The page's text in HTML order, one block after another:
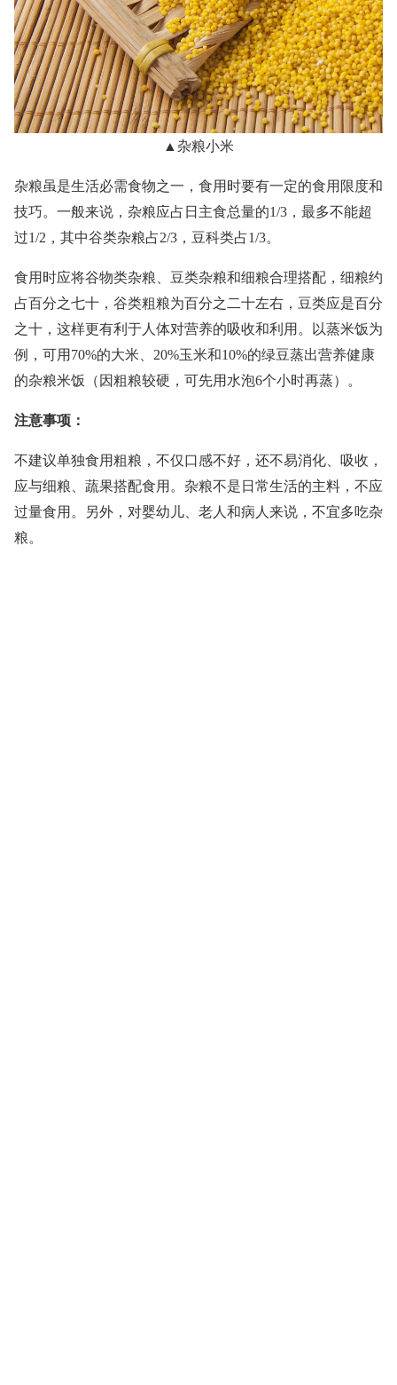
▲杂粮小米
杂粮虽是生活必需食物之一，食用时要有一定的食用限度和
技巧。一般来说，杂粮应占日主食总量的1/3，最多不能超
过1/2，其中谷类杂粮占2/3，豆科类占1/3。
食用时应将谷物类杂粮、豆类杂粮和细粮合理搭配，细粮约
占百分之七十，谷类粗粮为百分之二十左右，豆类应是百分
之十，这样更有利于人体对营养的吸收和利用。以蒸米饭为
例，可用70%的大米、20%玉米和10%的绿豆蒸出营养健康
的杂粮米饭（因粗粮较硬，可先用水泡6个小时再蒸）。
注意事项：
不建议单独食用粗粮，不仅口感不好，还不易消化、吸收，
应与细粮、蔬果搭配食用。杂粮不是日常生活的主料，不应
过量食用。另外，对婴幼儿、老人和病人来说，不宜多吃杂
粮。